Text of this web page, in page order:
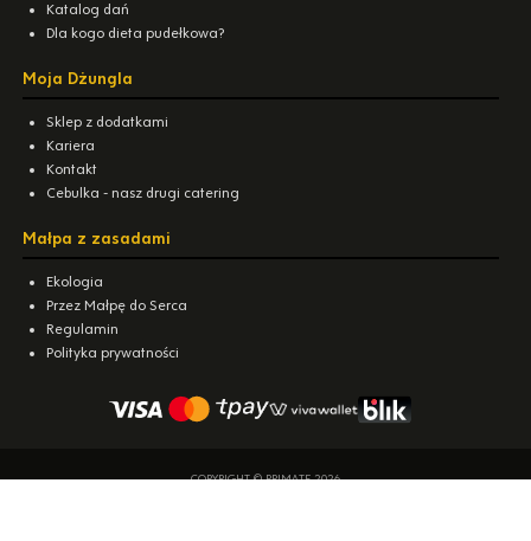
Katalog dań
Dla kogo dieta pudełkowa?
Moja Dżungla
Sklep z dodatkami
Kariera
Kontakt
Cebulka - nasz drugi catering
Małpa z zasadami
Ekologia
Przez Małpę do Serca
Regulamin
Polityka prywatności
COPYRIGHT © PRIMATE 2026